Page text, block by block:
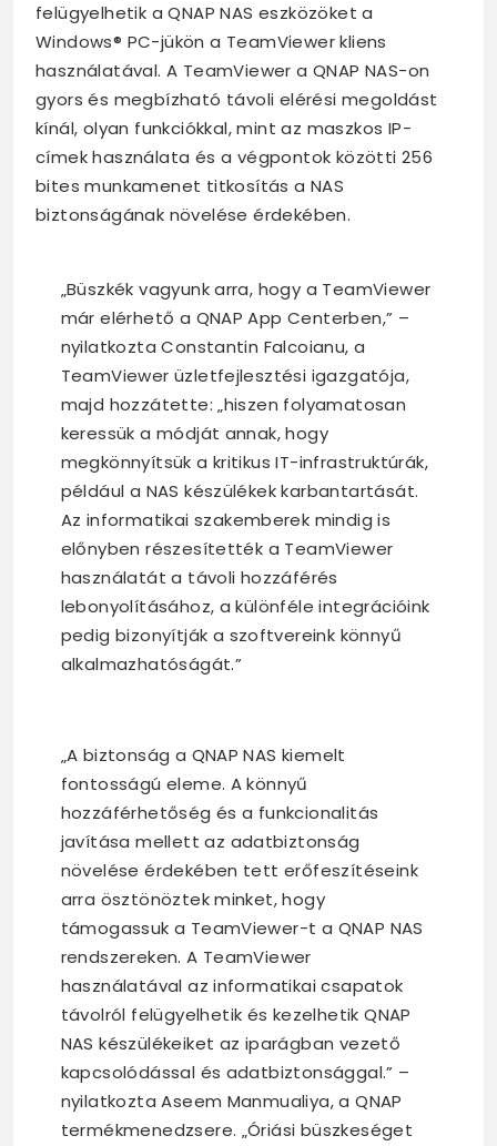
felügyelhetik a QNAP NAS eszközöket a
Windows® PC-jükön a TeamViewer kliens
használatával. A TeamViewer a QNAP NAS-on
gyors és megbízható távoli elérési megoldást
kínál, olyan funkciókkal, mint az maszkos IP-
címek használata és a végpontok közötti 256
bites munkamenet titkosítás a NAS
biztonságának növelése érdekében.
„Büszkék vagyunk arra, hogy a TeamViewer
már elérhető a QNAP App Centerben,” –
nyilatkozta Constantin Falcoianu, a
TeamViewer üzletfejlesztési igazgatója,
majd hozzátette: „hiszen folyamatosan
keressük a módját annak, hogy
megkönnyítsük a kritikus IT-infrastruktúrák,
például a NAS készülékek karbantartását.
Az informatikai szakemberek mindig is
előnyben részesítették a TeamViewer
használatát a távoli hozzáférés
lebonyolításához, a különféle integrációink
pedig bizonyítják a szoftvereink könnyű
alkalmazhatóságát.”
„A biztonság a QNAP NAS kiemelt
fontosságú eleme. A könnyű
hozzáférhetőség és a funkcionalitás
javítása mellett az adatbiztonság
növelése érdekében tett erőfeszítéseink
arra ösztönöztek minket, hogy
támogassuk a TeamViewer-t a QNAP NAS
rendszereken. A TeamViewer
használatával az informatikai csapatok
távolról felügyelhetik és kezelhetik QNAP
NAS készülékeiket az iparágban vezető
kapcsolódással és adatbiztonsággal.” –
nyilatkozta Aseem Manmualiya, a QNAP
termékmenedzsere. „Óriási büszkeséget